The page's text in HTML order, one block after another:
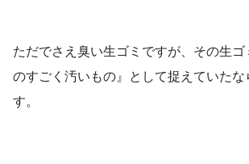
ただでさえ臭い生ゴミですが、その生ゴ
のすごく汚いもの』として捉えていた
す。